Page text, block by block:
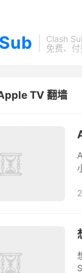
Clash
免费、
TV 翻墙